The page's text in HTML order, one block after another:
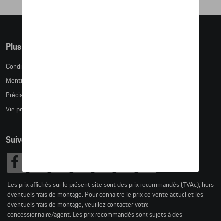
Plus d'informations
Conditions de vente
Mentions légales
Précision des tailles
Vie privée
Suivez nous
Les prix affichés sur le présent site sont des prix recommandés (TVAc), hors
éventuels frais de montage. Pour connaitre le prix de vente actuel et les
éventuels frais de montage, veuillez contacter votre
concessionnaire/agent. Les prix recommandés sont sujets à des